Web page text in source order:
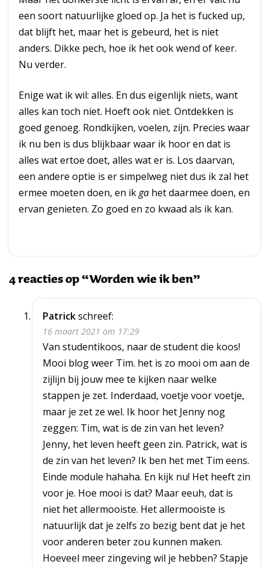
een soort natuurlijke gloed op. Ja het is fucked up,
dat blijft het, maar het is gebeurd, het is niet
anders. Dikke pech, hoe ik het ook wend of keer.
Nu verder.
Enige wat ik wil: alles. En dus eigenlijk niets, want
alles kan toch niet. Hoeft ook niet. Ontdekken is
goed genoeg. Rondkijken, voelen, zijn. Precies waar
ik nu ben is dus blijkbaar waar ik hoor en dat is
alles wat ertoe doet, alles wat er is. Los daarvan,
een andere optie is er simpelweg niet dus ik zal het
ermee moeten doen, en ikga het daarmee doen, en
ervan genieten. Zo goed en zo kwaad als ik kan.
4 reacties op “Worden wie ik ben”
Patrickschreef:
16 maart 2021 om 17:29
Van studentikoos, naar de student die koos!
Mooi blog weer Tim. het is zo mooi om aan de
zijlijn bij jouw mee te kijken naar welke
stappen je zet. Inderdaad, voetje voor voetje,
maar je zet ze wel. Ik hoor het Jenny nog
zeggen: Tim, wat is de zin van het leven?
Jenny, het leven heeft geen zin. Patrick, wat is
de zin van het leven? Ik ben het met Tim eens.
Einde module hahaha. En kijk nu! Het heeft zin
voor je. Hoe mooi is dat? Maar eeuh, dat is
niet het allermooiste. Het allermooiste is
natuurlijk dat je zelfs zo bezig bent dat je het
voor anderen beter zou kunnen maken.
Hoeveel meer zingeving wil je hebben? Stapje